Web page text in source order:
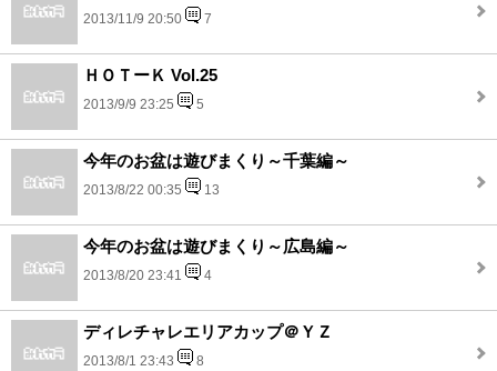
2013/11/9 20:50 7
ＨＯＴーＫ Vol.25
2013/9/9 23:25 5
今年のお盆は遊びまくり～千葉編～
2013/8/22 00:35 13
今年のお盆は遊びまくり～広島編～
2013/8/20 23:41 4
ディレチャレエリアカップ＠ＹＺ
2013/8/1 23:43 8